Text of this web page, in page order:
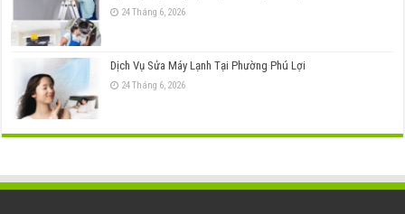
24 Tháng 6, 2026
Dịch Vụ Sửa Máy Lạnh Tại Phường Phú Lợi
24 Tháng 6, 2026